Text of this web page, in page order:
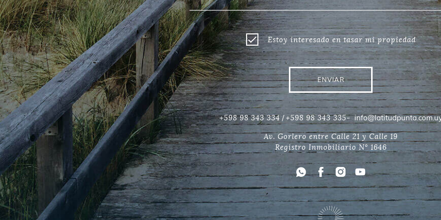
Estoy interesado en tasar mi propiedad
ENVIAR
+598 98 343 334 / +598 98 343 335-
Av. Gorlero entre Calle 21 y Calle 19
Registro Inmobiliario N° 1646